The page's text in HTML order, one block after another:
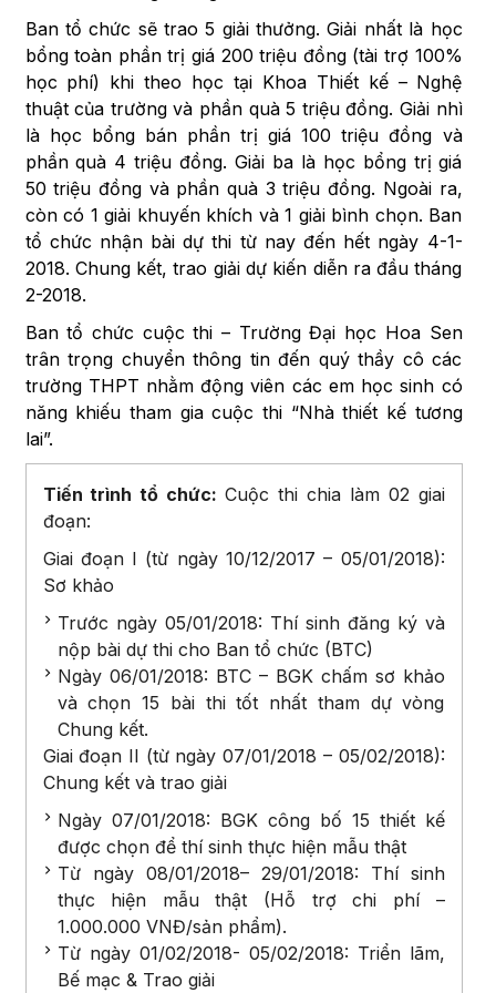
Ban tổ chức sẽ trao 5 giải thưởng. Giải nhất là học
bổng toàn phần trị giá 200 triệu đồng (tài trợ 100%
học phí) khi theo học tại Khoa Thiết kế – Nghệ
thuật của trường và phần quà 5 triệu đồng. Giải nhì
là học bổng bán phần trị giá 100 triệu đồng và
phần quà 4 triệu đồng. Giải ba là học bổng trị giá
50 triệu đồng và phần quà 3 triệu đồng. Ngoài ra,
còn có 1 giải khuyến khích và 1 giải bình chọn. Ban
tổ chức nhận bài dự thi từ nay đến hết ngày 4-1-
2018. Chung kết, trao giải dự kiến diễn ra đầu tháng
2-2018.
Ban tổ chức cuộc thi – Trường Đại học Hoa Sen
trân trọng chuyển thông tin đến quý thầy cô các
trường THPT nhằm động viên các em học sinh có
năng khiếu tham gia cuộc thi “Nhà thiết kế tương
lai”.
Tiến trình tổ chức:Cuộc thi chia làm 02 giai
đoạn:
Giai đoạn I (từ ngày 10/12/2017 – 05/01/2018):
Sơ khảo
Trước ngày 05/01/2018: Thí sinh đăng ký và
nộp bài dự thi cho Ban tổ chức (BTC)
Ngày 06/01/2018: BTC – BGK chấm sơ khảo
và chọn 15 bài thi tốt nhất tham dự vòng
Chung kết.
Giai đoạn II (từ ngày 07/01/2018 – 05/02/2018):
Chung kết và trao giải
Ngày 07/01/2018: BGK công bố 15 thiết kế
được chọn để thí sinh thực hiện mẫu thật
Từ ngày 08/01/2018– 29/01/2018: Thí sinh
thực hiện mẫu thật (Hỗ trợ chi phí –
1.000.000 VNĐ/sản phẩm).
Từ ngày 01/02/2018- 05/02/2018: Triển lãm,
Bế mạc & Trao giải